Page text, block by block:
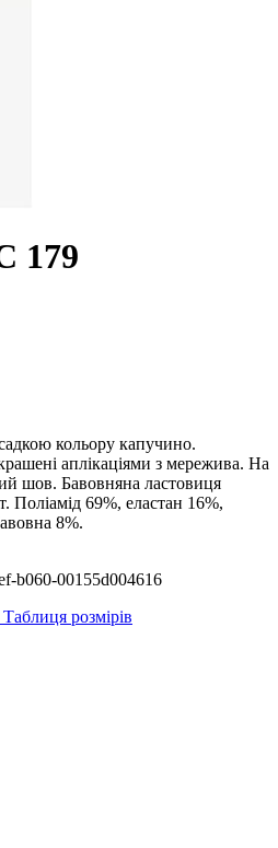
кольору капучино.
аплікаціями з мережива. На
шов. Бавовняна ластовиця
Поліамід 69%, еластан 16%,
8%.
b060-00155d004616
Таблиця розмірів